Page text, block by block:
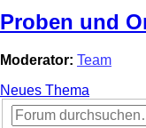
Proben und
Moderator: Team
Neues Thema